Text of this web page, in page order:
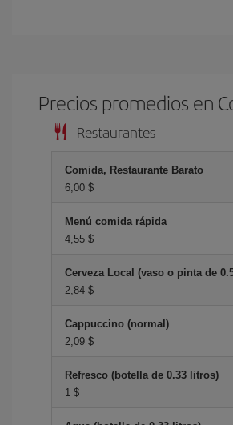
Precios promedios en
Restaurantes
Comida, Restaurante Barato
6,00 $
Menú comida rápida
4,55 $
Cerveza Local (vaso o pinta de
2,84 $
Cappuccino (normal)
2,09 $
Refresco (botella de 0.33 litros)
1 $